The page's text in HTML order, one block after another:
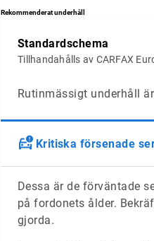
Rekommenderat underhåll
Standardschema
Tillhandahålls av CARFAX
Rutinmässigt underhåll
Kritiska försenade
Dessa är de förväntade
på fordonets ålder.
gjorda.